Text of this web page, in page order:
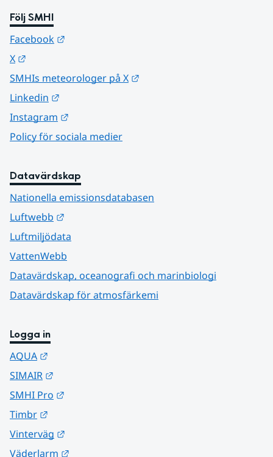
Följ SMHI
Facebook
X
SMHIs meteorologer på X
Linkedin
Instagram
Policy för sociala medier
Datavärdskap
Nationella emissionsdatabasen
Luftwebb
Luftmiljödata
VattenWebb
Datavärdskap, oceanografi och marinbiologi
Datavärdskap för atmosfärkemi
Logga in
AQUA
SIMAIR
SMHI Pro
Timbr
Vinterväg
Väderlarm